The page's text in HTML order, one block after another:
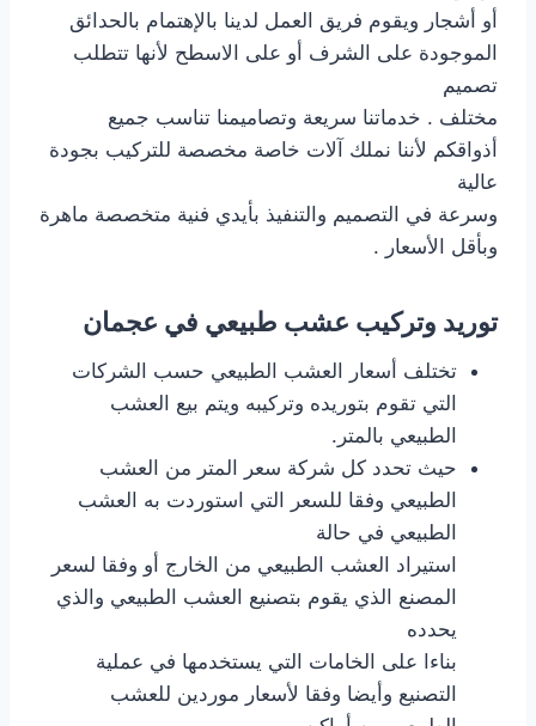
أو أشجار ويقوم فريق العمل لدينا بالإهتمام بالحدائق
الموجودة على الشرف أو على الاسطح لأنها تتطلب
تصميم
مختلف . خدماتنا سريعة وتصاميمنا تناسب جميع
أذواقكم لأننا نملك آلات خاصة مخصصة للتركيب بجودة
عالية
وسرعة في التصميم والتنفيذ بأيدي فنية متخصصة ماهرة
وبأقل الأسعار .
توريد وتركيب عشب طبيعي في عجمان
تختلف أسعار العشب الطبيعي حسب الشركات
التي تقوم بتوريده وتركيبه ويتم بيع العشب
الطبيعي بالمتر.
حيث تحدد كل شركة سعر المتر من العشب
الطبيعي وفقا للسعر التي استوردت به العشب
الطبيعي في حالة
استيراد العشب الطبيعي من الخارج أو وفقا لسعر
المصنع الذي يقوم بتصنيع العشب الطبيعي والذي
يحدده
بناءا على الخامات التي يستخدمها في عملية
التصنيع وأيضا وفقا لأسعار موردين للعشب